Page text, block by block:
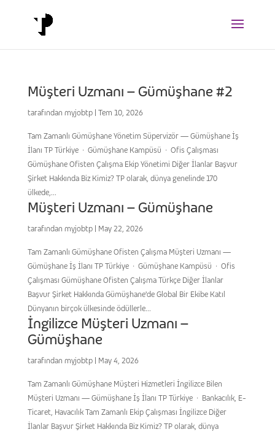
Müşteri Uzmanı – Gümüşhane #2
tarafından myjobtp| Tem 10, 2026
Tam Zamanlı Gümüşhane Yönetim Süpervizör — Gümüşhane İş
İlanı TP Türkiye · Gümüşhane Kampüsü · Ofis Çalışması
Gümüşhane Ofisten Çalışma Ekip Yönetimi Diğer İlanlar Başvur
Şirket Hakkında Biz Kimiz? TP olarak, dünya genelinde 170
ülkede,...
Müşteri Uzmanı – Gümüşhane
tarafından myjobtp| May 22, 2026
Tam Zamanlı Gümüşhane Ofisten Çalışma Müşteri Uzmanı —
Gümüşhane İş İlanı TP Türkiye · Gümüşhane Kampüsü · Ofis
Çalışması Gümüşhane Ofisten Çalışma Türkçe Diğer İlanlar
Başvur Şirket Hakkında Gümüşhane'de Global Bir Ekibe Katıl
Dünyanın birçok ülkesinde ödüllerle...
İngilizce Müşteri Uzmanı –
Gümüşhane
tarafından myjobtp| May 4, 2026
Tam Zamanlı Gümüşhane Müşteri Hizmetleri İngilizce Bilen
Müşteri Uzmanı — Gümüşhane İş İlanı TP Türkiye · Bankacılık, E-
Ticaret, Havacılık Tam Zamanlı Ekip Çalışması İngilizce Diğer
İlanlar Başvur Şirket Hakkında Biz Kimiz? TP olarak, dünya